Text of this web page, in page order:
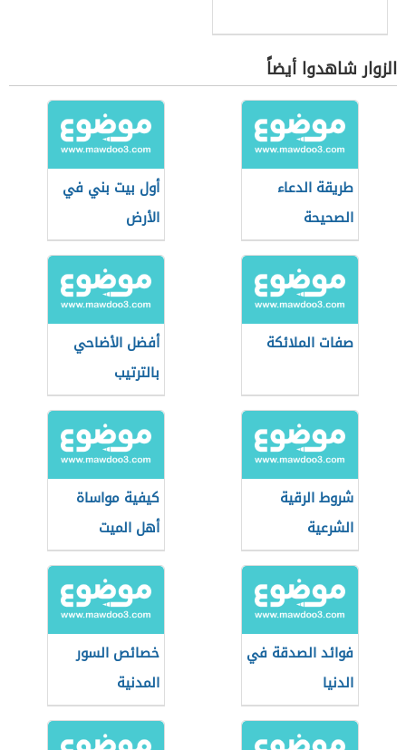
الزوار شاهدوا أيضاً
طريقة الدعاء
الصحيحة
أول بيت بني في
الأرض
صفات الملائكة
أفضل الأضاحي
بالترتيب
شروط الرقية
الشرعية
كيفية مواساة
أهل الميت
فوائد الصدقة في
الدنيا
خصائص السور
المدنية